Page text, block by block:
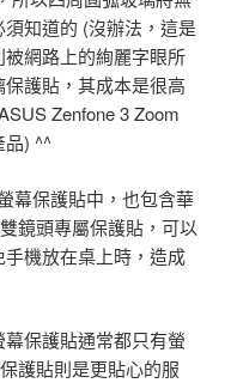
知道的 (沒辦法，這是
網路上的絢麗字眼所
護貼，其成本是很高
Zenfone 3 Zoom
品) ^^
幕保護貼中，也包含華
鏡頭專屬保護貼，可以
機放在桌上時，造成
保護貼通常都只有螢
護貼則是更貼心的服